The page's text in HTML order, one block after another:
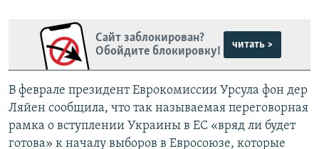
Сайт заблокирован?
Обойдите блокировку!
читать >
В феврале президент Еврокомиссии Урсула фон дер
Ляйен сообщила, что так называемая переговорная
рамка о вступлении Украины в ЕС «вряд ли будет
готова» к началу выборов в Евросоюзе, которые